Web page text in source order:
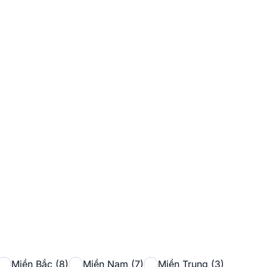
Miền Bắc (8) Miền Nam (7) Miền Trung (3)